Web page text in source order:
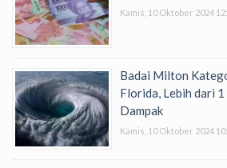
Kamis, 10 Oktober 2024
Badai Milton
Florida, Lebih dari
Dampak
Kamis, 10 Oktober 2024